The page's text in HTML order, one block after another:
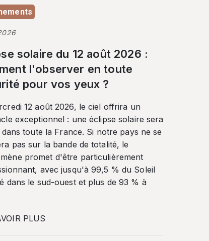
solaire du 12 août 2026 :
l'observer en toute
pour vos yeux ?
12 août 2026, le ciel offrira un
exceptionnel : une éclipse solaire sera
dans toute la France. Si notre pays ne se
pas sur la bande de totalité, le
promet d'être particulièrement
avec jusqu'à 99,5 % du Soleil
dans le sud-ouest et plus de 93 % à
PLUS